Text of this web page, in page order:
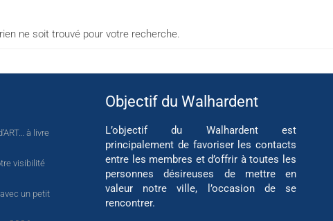
ne soit trouvé pour votre recherche.
à livre
visibilité
un petit
Objectif du Walhardent
L’objectif du Walhardent est
principalement de favoriser les contacts
entre les membres et d’offrir à toutes les
personnes désireuses de mettre en
valeur notre ville, l’occasion de se
rencontrer.